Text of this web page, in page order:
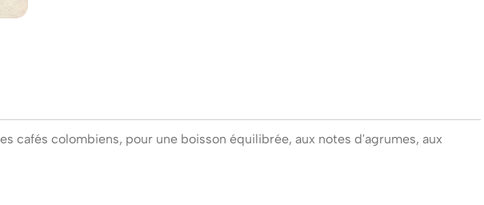
cafés colombiens, pour une boisson équilibrée, aux notes d'agrumes, aux